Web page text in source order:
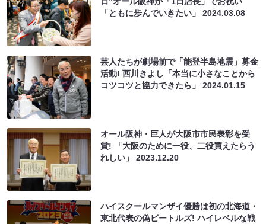
「ともに歩んでいきたい」2024.03.08
芸人たちが劇場前で「能登半島地震」募金
活動! 西川きよし「本当に小さなことから
コツコツと協力できたら」2024.01.15
オール阪神・巨人が大阪市市民表彰を受
賞! 「大阪のために一役、二役買えたらう
れしい」2023.12.20
ハイスクールマンザイ優勝は初の北海道・
東北代表の偽ビートルズ! ハイレベルな戦